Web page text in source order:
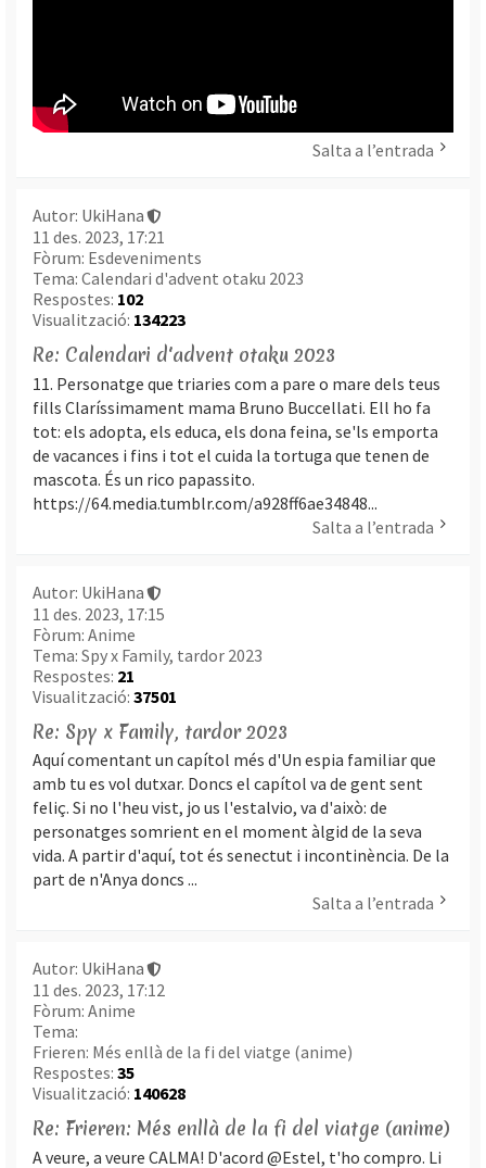
Salta a l’entrada
Autor: UkiHana
11 des. 2023, 17:21
Fòrum: Esdeveniments
Tema: Calendari d'advent otaku 2023
Respostes: 102
Visualització: 134223
Re: Calendari d'advent otaku 2023
11. Personatge que triaries com a pare o mare dels teus
fills Claríssimament mama Bruno Buccellati. Ell ho fa
tot: els adopta, els educa, els dona feina, se'ls emporta
de vacances i fins i tot el cuida la tortuga que tenen de
mascota. És un rico papassito.
https://64.media.tumblr.com/a928ff6ae34848...
Salta a l’entrada
Autor: UkiHana
11 des. 2023, 17:15
Fòrum: Anime
Tema: Spy x Family, tardor 2023
Respostes: 21
Visualització: 37501
Re: Spy x Family, tardor 2023
Aquí comentant un capítol més d'Un espia familiar que
amb tu es vol dutxar. Doncs el capítol va de gent sent
feliç. Si no l'heu vist, jo us l'estalvio, va d'això: de
personatges somrient en el moment àlgid de la seva
vida. A partir d'aquí, tot és senectut i incontinència. De la
part de n'Anya doncs ...
Salta a l’entrada
Autor: UkiHana
11 des. 2023, 17:12
Fòrum: Anime
Tema:
Frieren: Més enllà de la fi del viatge (anime)
Respostes: 35
Visualització: 140628
Re: Frieren: Més enllà de la fi del viatge (anime)
A veure, a veure CALMA! D'acord @Estel, t'ho compro. Li